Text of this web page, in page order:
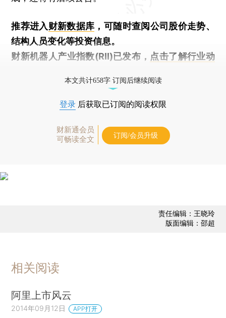
推荐进入财新数据库 ，可随时查阅公司股价走势、
结构人员变化等投资信息。
财新机器人产业指数(RII)已发布， 点击了解行业动
本文共计658字 订阅后继续阅读
登录 后获取已订阅的阅读权限
财新通会员
可畅读全文
订阅/会员升级
责任编辑：王晓玲
版面编辑：邵超
相关阅读
阿里上市风云
2014年09月12日 APP打开